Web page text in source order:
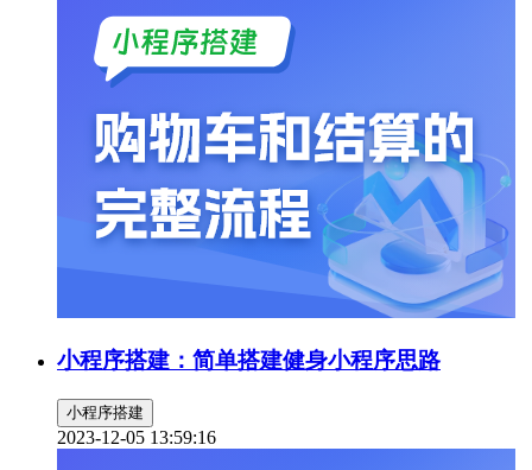
小程序搭建：简单搭建健身小程序思路
小程序搭建
2023-12-05 13:59:16